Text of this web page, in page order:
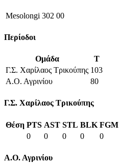
Mesolongi 302 00
Περίοδοι
Ομάδα
T
Γ.Σ. Χαρίλαος Τρικούπης 103
Α.Ο. Αγρινίου
80
Γ.Σ. Χαρίλαος Τρικούπης
Θέση PTS AST STL BLK FGM
0
0 0 0 0
Α.Ο. Αγρινίου